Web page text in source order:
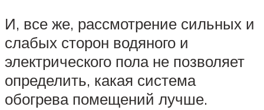
И, все же, рассмотрение сильных и
слабых сторон водяного и
электрического пола не позволяет
определить, какая система
обогрева помещений лучше.